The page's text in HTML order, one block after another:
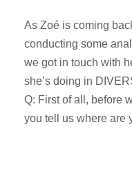
As Zoé is coming
conducting some
we got in touch with
she’s doing in
Q: First of all, before
you tell us where are